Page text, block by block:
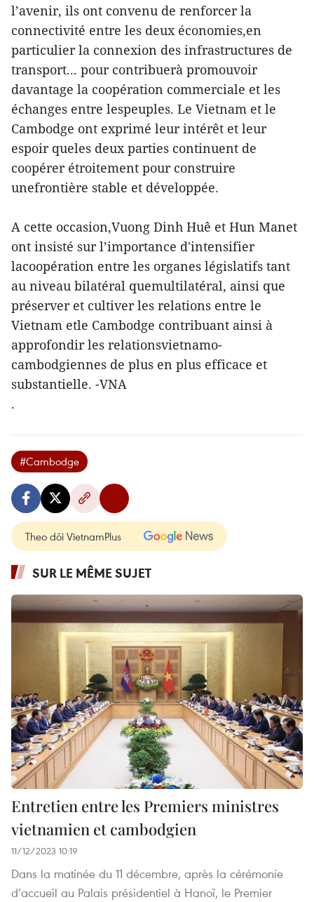
l’avenir, ils ont convenu de renforcer la
connectivité entre les deux économies,en
particulier la connexion des infrastructures de
transport... pour contribuerà promouvoir
davantage la coopération commerciale et les
échanges entre lespeuples. Le Vietnam et le
Cambodge ont exprimé leur intérêt et leur
espoir queles deux parties continuent de
coopérer étroitement pour construire
unefrontière stable et développée.
A cette occasion,Vuong Dinh Huê et Hun Manet
ont insisté sur l’importance d'intensifier
lacoopération entre les organes législatifs tant
au niveau bilatéral quemultilatéral, ainsi que
préserver et cultiver les relations entre le
Vietnam etle Cambodge contribuant ainsi à
approfondir les relationsvietnamo-
cambodgiennes de plus en plus efficace et
substantielle. -VNA
.
#Cambodge
Theo dõi VietnamPlus
SUR LE MÊME SUJET
Entretien entre les Premiers ministres
vietnamien et cambodgien
11/12/2023 10:19
Dans la matinée du 11 décembre, après la cérémonie
d’accueil au Palais présidentiel à Hanoï, le Premier